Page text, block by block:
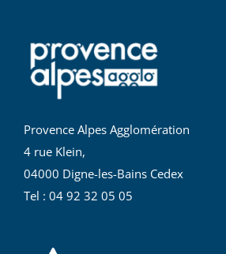
Provence Alpes Agglomération
4 rue Klein,
04000 Digne-les-Bains Cedex
Tel : 04 92 32 05 05